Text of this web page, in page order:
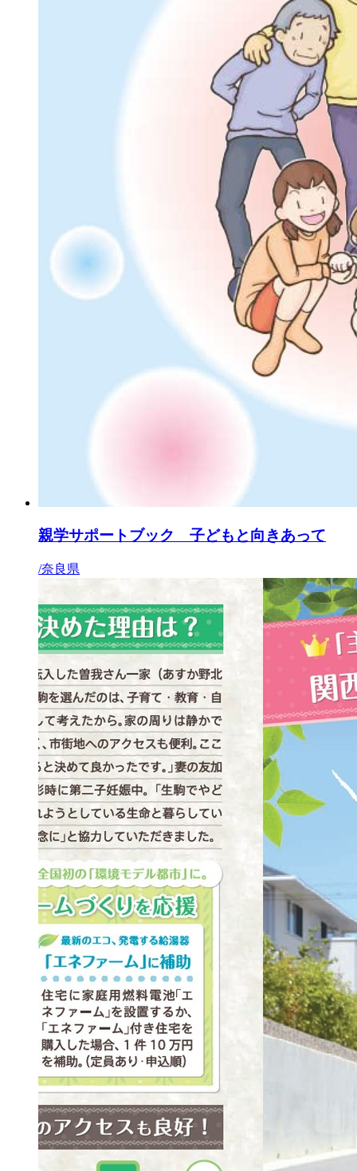
親学サポートブック 子どもと向きあって
/奈良県